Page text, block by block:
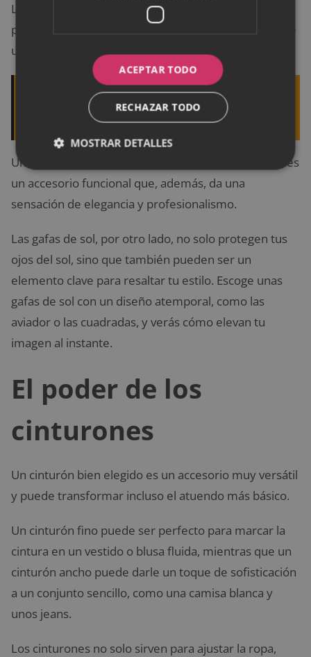
Los relojes y las gafas, aunque a menudo se pasan
por alto, son accesorios con un gran poder para darle
un giro sofisticado a tu look.
Quizá te interese leer: Prendas de lluvia "must
have" que no pueden faltarte este invierno
Un reloj clásico con una correa metálica o de cuero es
un accesorio funcional que, además, da una
sensación de elegancia y profesionalismo.
Las gafas de sol, por otro lado, no solo protegen tus
ojos del sol, sino que también pueden ser un
elemento clave para resaltar tu estilo. Escoge unas
gafas de sol con un diseño atemporal, como las
aviador o las cuadradas, y verás cómo elevan tu
imagen al instante.
El poder de los
cinturones
Un cinturón bien elegido es un accesorio muy versátil
y puede transformar incluso el atuendo más básico.
Un cinturón fino puede ser perfecto para marcar la
cintura en un vestido o blusa fluida, mientras que un
cinturón ancho puede darle un toque de sofisticación
a un conjunto sencillo, como una camisa blanca y
unos jeans.
Los cinturones no solo sirven para ajustar la ropa,
ACEPTAR TODO
RECHAZAR TODO
MOSTRAR DETALLES